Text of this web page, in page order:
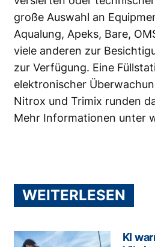
große Auswahl an
Aqualung, Apeks, Bare,
viele anderen zur
zur Verfügung. Eine
elektronischer
Nitrox und Trimix runden
Mehr Informationen unter
WEITERLESEN
KI